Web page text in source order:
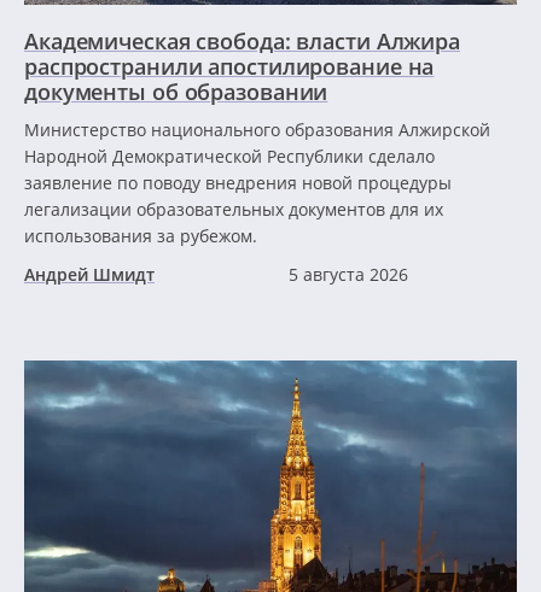
Академическая свобода: власти Алжира
распространили апостилирование на
документы об образовании
Министерство национального образования Алжирской
Народной Демократической Республики сделало
заявление по поводу внедрения новой процедуры
легализации образовательных документов для их
использования за рубежом.
Андрей Шмидт
5 августа 2026